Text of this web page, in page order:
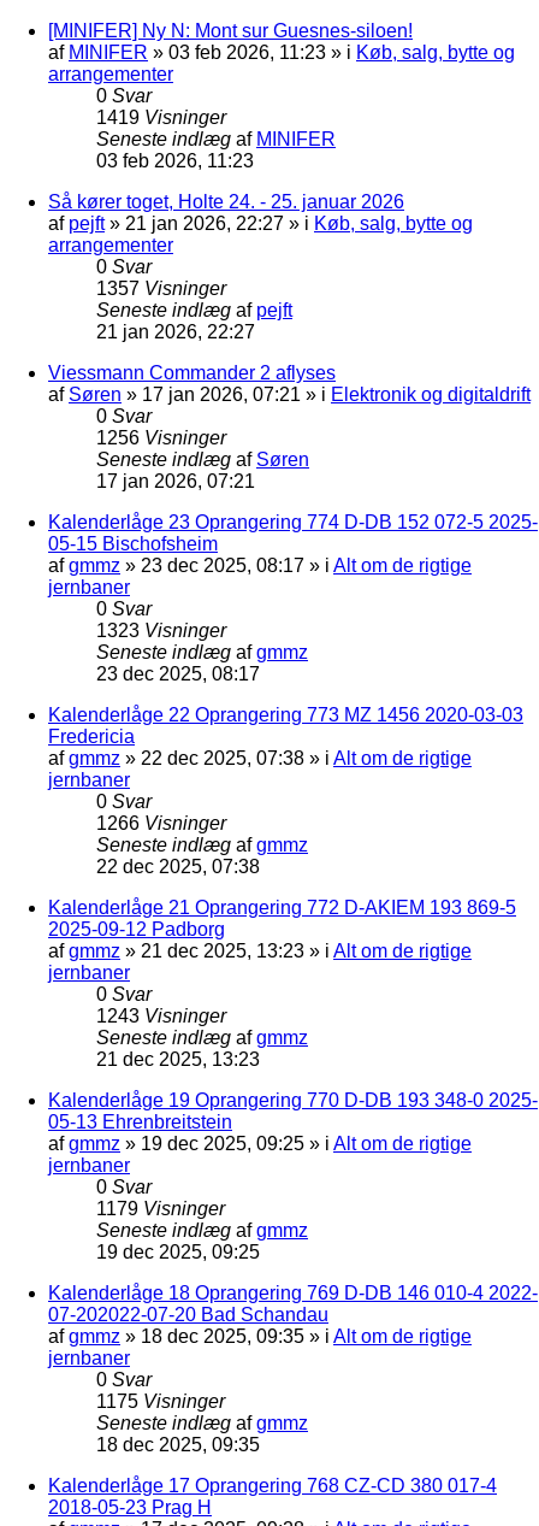
[MINIFER] Ny N: Mont sur Guesnes-siloen!
af MINIFER » 03 feb 2026, 11:23 » i Køb, salg, bytte og
arrangementer
0 Svar
1419 Visninger
Seneste indlæg af MINIFER
03 feb 2026, 11:23
Så kører toget, Holte 24. - 25. januar 2026
af pejft» 21 jan 2026, 22:27 » i Køb, salg, bytte og
arrangementer
0 Svar
1357 Visninger
Seneste indlæg af pejft
21 jan 2026, 22:27
Viessmann Commander 2 aflyses
af Søren » 17 jan 2026, 07:21 » i Elektronik og digitaldrift
0 Svar
1256 Visninger
Seneste indlæg af Søren
17 jan 2026, 07:21
Kalenderlåge 23 Oprangering 774 D-DB 152 072-5 2025-
05-15 Bischofsheim
afgmmz » 23 dec 2025, 08:17 » i Alt om de rigtige
jernbaner
0 Svar
1323 Visninger
Seneste indlæg afgmmz
23 dec 2025, 08:17
Kalenderlåge 22 Oprangering 773 MZ 1456 2020-03-03
Fredericia
afgmmz » 22 dec 2025, 07:38 » i Alt om de rigtige
jernbaner
0 Svar
1266 Visninger
Seneste indlæg afgmmz
22 dec 2025, 07:38
Kalenderlåge 21 Oprangering 772 D-AKIEM 193 869-5
2025-09-12 Padborg
afgmmz » 21 dec 2025, 13:23 » i Alt om de rigtige
jernbaner
0 Svar
1243 Visninger
Seneste indlæg afgmmz
21 dec 2025, 13:23
Kalenderlåge 19 Oprangering 770 D-DB 193 348-0 2025-
05-13 Ehrenbreitstein
afgmmz » 19 dec 2025, 09:25 » i Alt om de rigtige
jernbaner
0 Svar
1179 Visninger
Seneste indlæg afgmmz
19 dec 2025, 09:25
Kalenderlåge 18 Oprangering 769 D-DB 146 010-4 2022-
07-202022-07-20 Bad Schandau
afgmmz » 18 dec 2025, 09:35 » i Alt om de rigtige
jernbaner
0 Svar
1175 Visninger
Seneste indlæg afgmmz
18 dec 2025, 09:35
Kalenderlåge 17 Oprangering 768 CZ-CD 380 017-4
2018-05-23 Prag H